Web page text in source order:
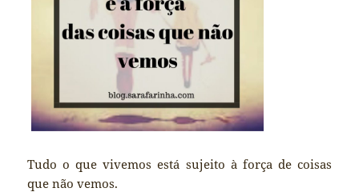
Tudo o que vivemos está sujeito à força de coisas
que não vemos.